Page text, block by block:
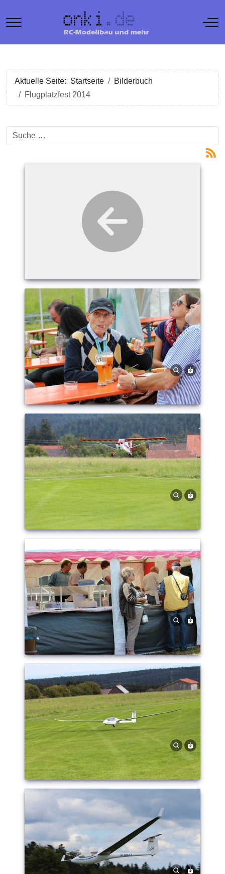
Mobile Menu Toggle Off-
Aktuelle Seite: Startseite
Bilderbuch
Flugplatzfest 2014
Suchen